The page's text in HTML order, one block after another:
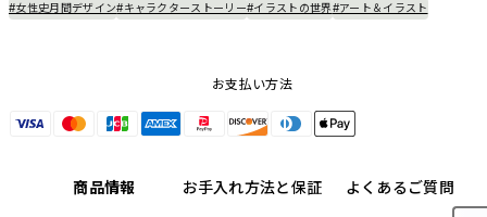
#女性史月間デザイン#キャラクターストーリー#イラストの世界#アート＆イラスト
お支払い方法
商品情報 お手入れ方法と保証 よくあるご質問